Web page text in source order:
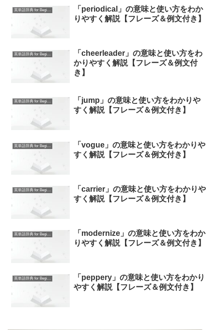
英単語辞典 for Beginners
「periodical」の意味と使い方をわか
りやすく解説【フレーズ＆例文付き】
英単語辞典 for Beginners
「cheerleader」の意味と使い方をわ
かりやすく解説【フレーズ＆例文付
き】
英単語辞典 for Beginners
「jump」の意味と使い方をわかりや
すく解説【フレーズ＆例文付き】
英単語辞典 for Beginners
「vogue」の意味と使い方をわかりや
すく解説【フレーズ＆例文付き】
英単語辞典 for Beginners
「carrier」の意味と使い方をわかりや
すく解説【フレーズ＆例文付き】
英単語辞典 for Beginners
「modernize」の意味と使い方をわか
りやすく解説【フレーズ＆例文付き】
英単語辞典 for Beginners
「peppery」の意味と使い方をわかり
やすく解説【フレーズ＆例文付き】